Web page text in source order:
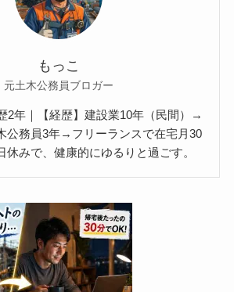
もっこ
元土木公務員ブロガー
2年｜【経歴】建設業10年（民間）→
公務員3年→フリーランスで在宅月30
休みで、健康的にゆるりと過ごす。